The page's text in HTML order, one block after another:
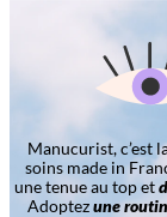
Manucurist, c’est
soins made in
une tenue au top et
Adoptezune